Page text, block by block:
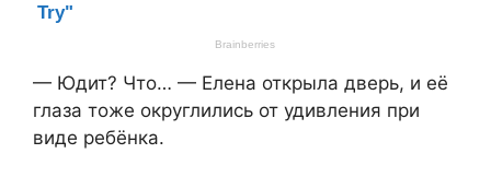
— Юдит? Что… — Елена открыла дверь, и её
глаза тоже округлились от удивления при
виде ребёнка.